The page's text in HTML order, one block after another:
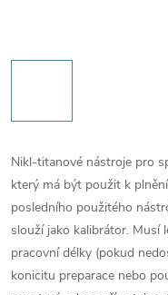
Nikl-titanové nástroje pro
který má být použit k
posledního použitého
slouží jako kalibrátor. Musí
pracovní délky (pokud
konicitu preparace nebo